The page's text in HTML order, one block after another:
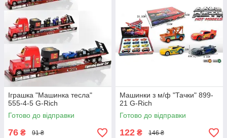
Іграшка "Машинка тесла"
555-4-5 G-Rich
Готово до відправки
76 ₴ 91 ₴
Машинки з м/ф "Тачки" 899-
21 G-Rich
Готово до відправки
122 ₴ 146 ₴